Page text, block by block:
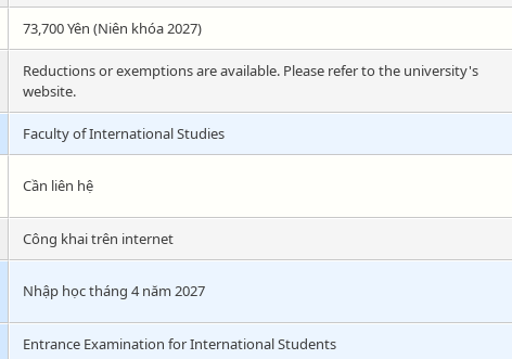
73,700 Yên (Niên khóa 2027)
Reductions or exemptions are available. Please refer to the university's
website.
Faculty of International Studies
Cần liên hệ
Công khai trên internet
Nhập học tháng 4 năm 2027
Entrance Examination for International Students